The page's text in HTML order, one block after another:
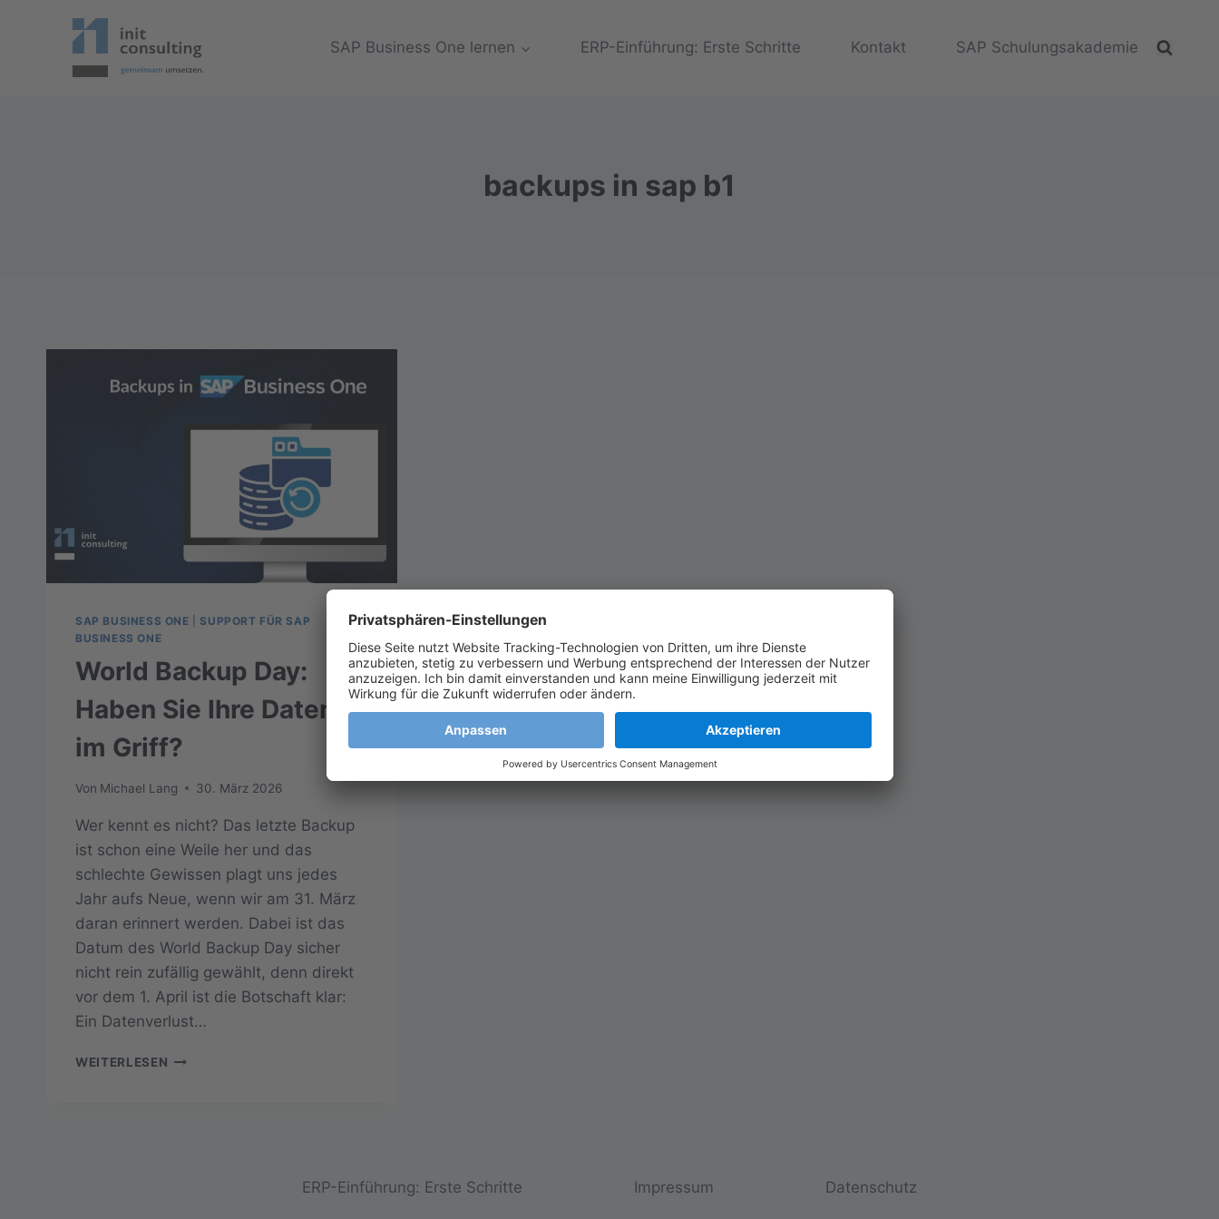
SAP Business One lernen ERP-Einführung: Erste Schritte Kontakt SAP Schulungsakademie
backups in sap b1
SAP BUSINESS ONE
SUPPORT FÜR SAP
BUSINESS ONE
World Backup Day:
Haben Sie Ihre Daten
im Griff?
Von Michael Lang 30. März 2026
Wer kennt es nicht? Das letzte Backup
ist schon eine Weile her und das
schlechte Gewissen plagt uns jedes
Jahr aufs Neue, wenn wir am 31. März
daran erinnert werden. Dabei ist das
Datum des World Backup Day sicher
nicht rein zufällig gewählt, denn direkt
vor dem 1. April ist die Botschaft klar:
Ein Datenverlust…
WEITERLESEN WORLD
ERP-Einführung: Erste Schritte Impressum Datenschutz